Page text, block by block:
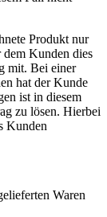
Produkt nur
Kunden dies
mit. Bei einer
hat der Kunde
ist in diesem
zu lösen. Hierbei
Kunden
Waren